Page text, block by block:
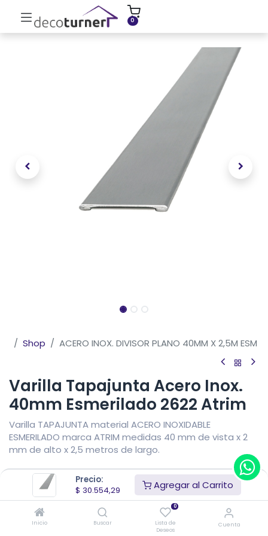
Precio:
$ 30.554,29 Agregar al Carrito
Inicio Buscar
0
Lista de
Deseos
Cuenta
0
Shop ACERO INOX. DIVISOR PLANO 40MM X 2,5M ESM
Varilla Tapajunta Acero Inox.
40mm Esmerilado 2622 Atrim
Varilla TAPAJUNTA material ACERO INOXIDABLE
ESMERILADO marca ATRIM medidas 40 mm de vista x 2
mm de alto x 2,5 metros de largo.
$30.554,29 IVA Incluido
Precio sin impuestos nacionales $25.251,48
Añadir al carrito